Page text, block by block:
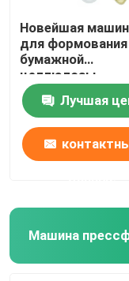
Новейшая
для формования
бумажной
целлюлозы
Лучшая